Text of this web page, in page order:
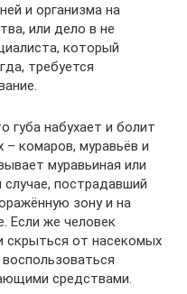
и организма на
или дело в не
который
требуется
губа набухает и болит
– комаров, муравьёв и
муравьиная или
пострадавший
зону и на
Если же человек
скрыться от насекомых
средствами.